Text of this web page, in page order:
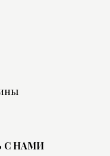
С НАМИ